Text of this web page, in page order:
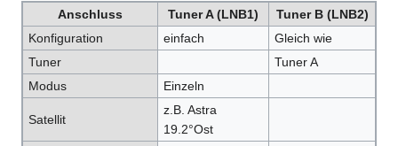
Anschluss Tuner A (LNB1)
Tuner B (LNB2)
Konfiguration
einfach
Gleich wie
Tuner
Tuner A
Modus
Einzeln
Satellit
z.B. Astra
19.2°Ost